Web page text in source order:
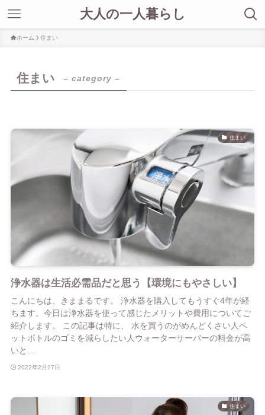
大人の一人暮らし
ホーム 住まい
住まい – category –
住まい
浄水器は生活必需品だと思う【環境にもやさしい】
こんにちは、きままるです。 浄水器を購入してもうすぐ4年が経
ちます。今日は浄水器を使って感じたメリットや費用についてご
紹介します。 この記事は特に、 水を買うのがめんどくさい人ペ
ットボトルのゴミを減らしたい人ウォーターサーバーの料金が高
いと...
2022年2月27日
住まい